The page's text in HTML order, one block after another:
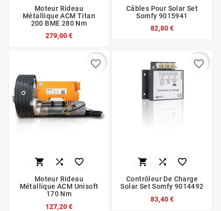
Moteur Rideau
Métallique ACM Titan
200 BME 280 Nm
279,00 €
Câbles Pour Solar Set
Somfy 9015941
82,80 €
  
Moteur Rideau
Métallique ACM Unisoft
170 Nm
127,20 €
favorite_border
  
Contrôleur De Charge
Solar Set Somfy 9014492
83,40 €
favorite_border